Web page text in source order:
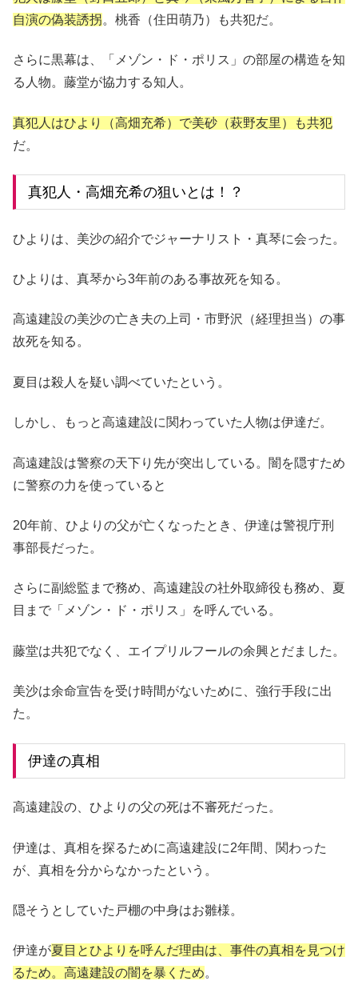
自演の偽装誘拐。桃香（住田萌乃）も共犯だ。
さらに黒幕は、「メゾン・ド・ポリス」の部屋の構造を知
る人物。藤堂が協力する知人。
真犯人はひより（高畑充希）で美砂（萩野友里）も共犯
だ。
真犯人・高畑充希の狙いとは！？
ひよりは、美沙の紹介でジャーナリスト・真琴に会った。
ひよりは、真琴から3年前のある事故死を知る。
高遠建設の美沙の亡き夫の上司・市野沢（経理担当）の事
故死を知る。
夏目は殺人を疑い調べていたという。
しかし、もっと高遠建設に関わっていた人物は伊達だ。
高遠建設は警察の天下り先が突出している。闇を隠すため
に警察の力を使っていると
20年前、ひよりの父が亡くなったとき、伊達は警視庁刑
事部長だった。
さらに副総監まで務め、高遠建設の社外取締役も務め、夏
目まで「メゾン・ド・ポリス」を呼んでいる。
藤堂は共犯でなく、エイプリルフールの余興とだました。
美沙は余命宣告を受け時間がないために、強行手段に出
た。
伊達の真相
高遠建設の、ひよりの父の死は不審死だった。
伊達は、真相を探るために高遠建設に2年間、関わった
が、真相を分からなかったという。
隠そうとしていた戸棚の中身はお雛様。
伊達が夏目とひよりを呼んだ理由は、事件の真相を見つけ
るため。高遠建設の闇を暴くため。